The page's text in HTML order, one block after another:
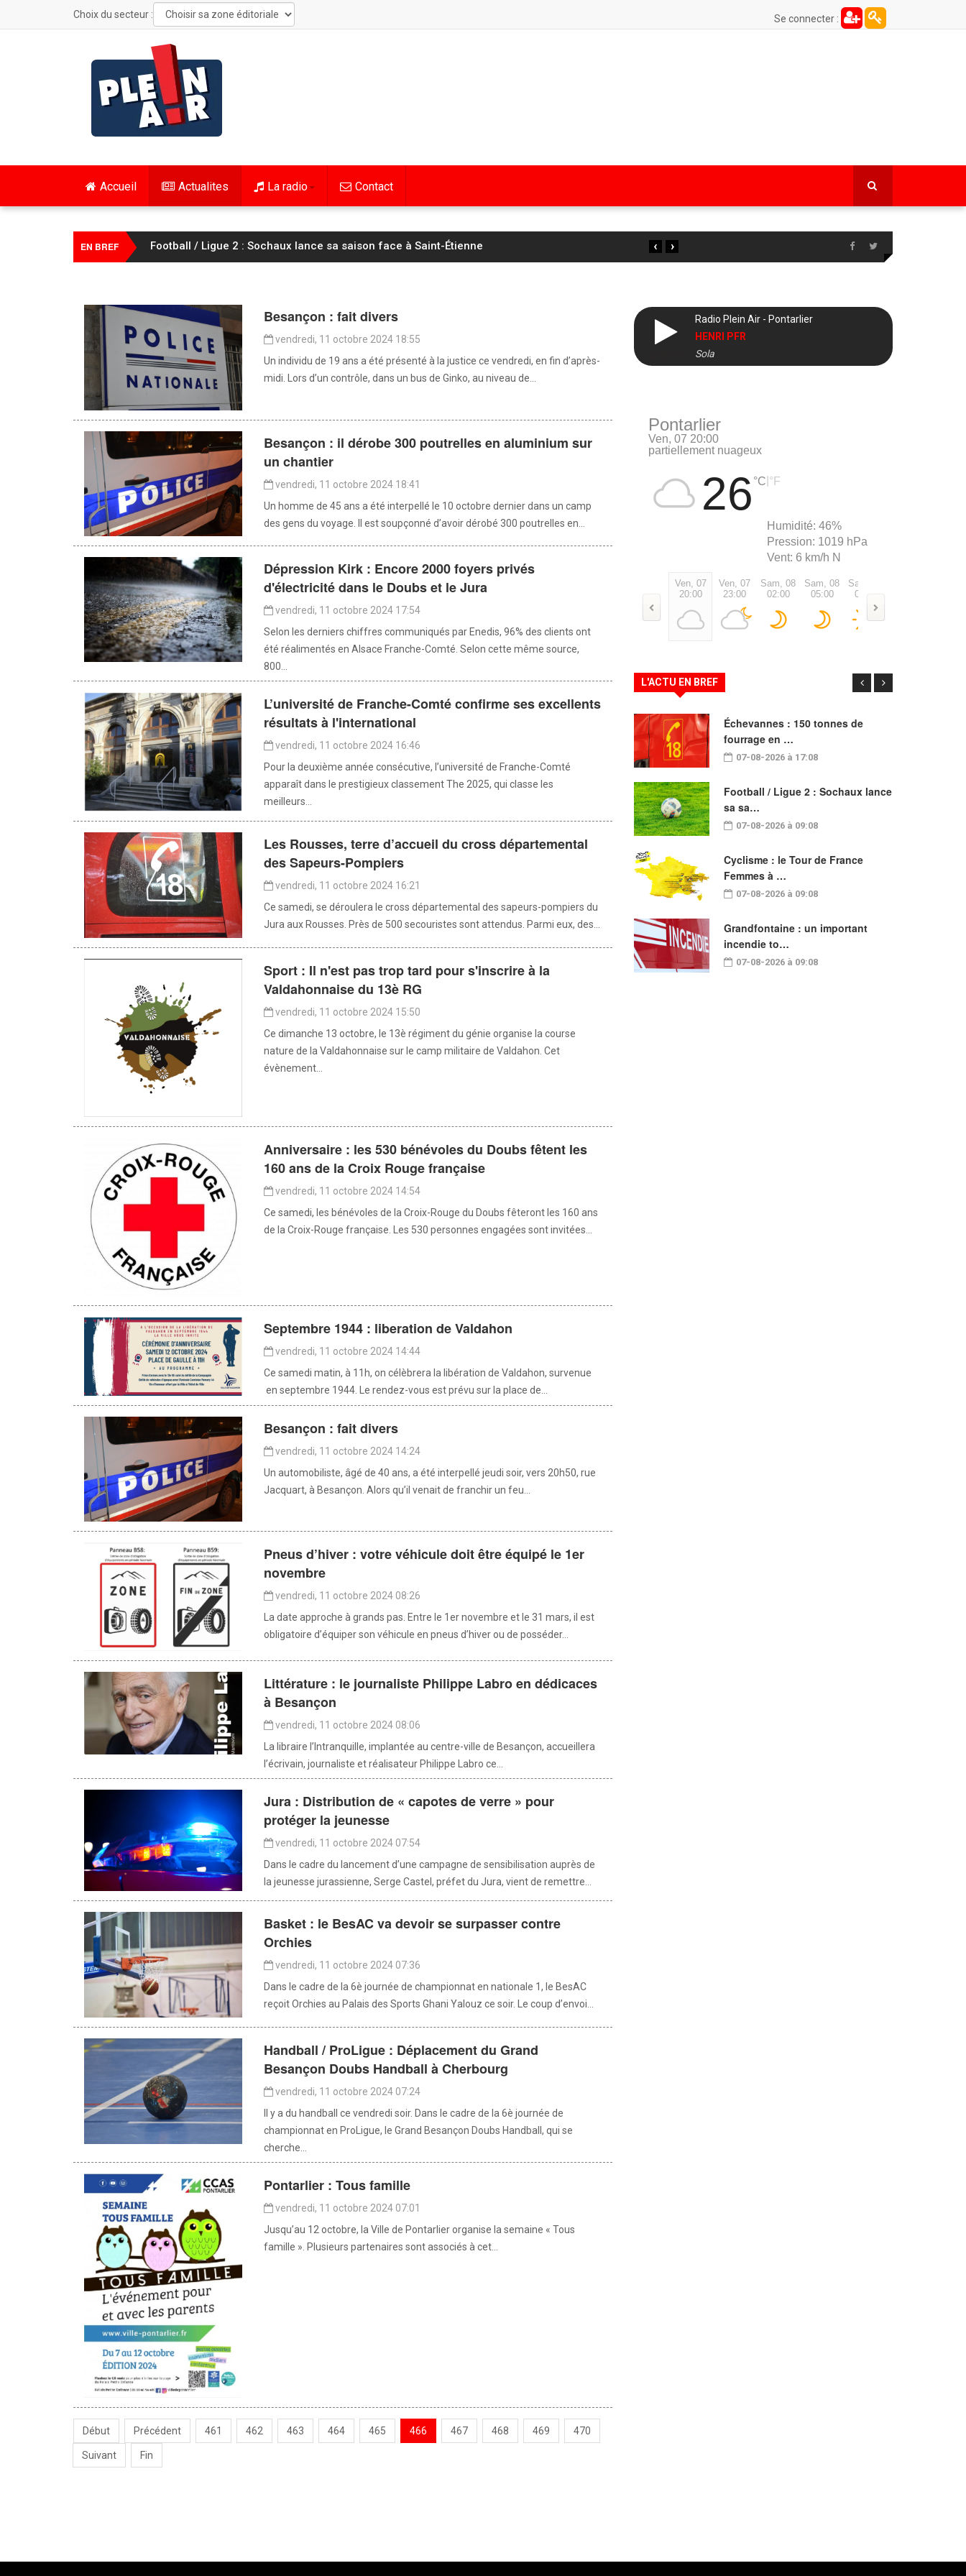
Choix du secteur : Se connecter :
Accueil Actualites La radio Contact
EN BREF Football / Ligue 2 : Sochaux lance sa saison face à Saint-Étienne ›
‹
Besançon : fait divers
vendredi, 11 octobre 2024 18:55
Un individu de 19 ans a été présenté à la justice ce vendredi, en fin d’après-
midi. Lors d’un contrôle, dans un bus de Ginko, au niveau de...
Besançon : il dérobe 300 poutrelles en aluminium sur
un chantier
vendredi, 11 octobre 2024 18:41
Un homme de 45 ans a été interpellé le 10 octobre dernier dans un camp
des gens du voyage. Il est soupçonné d’avoir dérobé 300 poutrelles en...
Dépression Kirk : Encore 2000 foyers privés
d'électricité dans le Doubs et le Jura
vendredi, 11 octobre 2024 17:54
Selon les derniers chiffres communiqués par Enedis, 96% des clients ont
été réalimentés en Alsace Franche-Comté. Selon cette même source,
800...
L’université de Franche-Comté confirme ses excellents
résultats à l'international
vendredi, 11 octobre 2024 16:46
Pour la deuxième année consécutive, l’université de Franche-Comté
apparaît dans le prestigieux classement The 2025, qui classe les
meilleurs...
Les Rousses, terre d’accueil du cross départemental
des Sapeurs-Pompiers
vendredi, 11 octobre 2024 16:21
Ce samedi, se déroulera le cross départemental des sapeurs-pompiers du
Jura aux Rousses. Près de 500 secouristes sont attendus. Parmi eux, des...
Sport : Il n'est pas trop tard pour s'inscrire à la
Valdahonnaise du 13è RG
vendredi, 11 octobre 2024 15:50
Ce dimanche 13 octobre, le 13è régiment du génie organise la course
nature de la Valdahonnaise sur le camp militaire de Valdahon. Cet
évènement...
Anniversaire : les 530 bénévoles du Doubs fêtent les
160 ans de la Croix Rouge française
vendredi, 11 octobre 2024 14:54
Ce samedi, les bénévoles de la Croix-Rouge du Doubs fêteront les 160 ans
de la Croix-Rouge française. Les 530 personnes engagées sont invitées...
Septembre 1944 : liberation de Valdahon
vendredi, 11 octobre 2024 14:44
Ce samedi matin, à 11h, on célèbrera la libération de Valdahon, survenue
en septembre 1944. Le rendez-vous est prévu sur la place de...
Besançon : fait divers
vendredi, 11 octobre 2024 14:24
Un automobiliste, âgé de 40 ans, a été interpellé jeudi soir, vers 20h50, rue
Jacquart, à Besançon. Alors qu’il venait de franchir un feu...
Pneus d’hiver : votre véhicule doit être équipé le 1er
novembre
vendredi, 11 octobre 2024 08:26
La date approche à grands pas. Entre le 1er novembre et le 31 mars, il est
obligatoire d’équiper son véhicule en pneus d’hiver ou de posséder...
Littérature : le journaliste Philippe Labro en dédicaces
à Besançon
vendredi, 11 octobre 2024 08:06
La libraire l’Intranquille, implantée au centre-ville de Besançon, accueillera
l’écrivain, journaliste et réalisateur Philippe Labro ce...
Jura : Distribution de « capotes de verre » pour
protéger la jeunesse
vendredi, 11 octobre 2024 07:54
Dans le cadre du lancement d’une campagne de sensibilisation auprès de
la jeunesse jurassienne, Serge Castel, préfet du Jura, vient de remettre...
Basket : le BesAC va devoir se surpasser contre
Orchies
vendredi, 11 octobre 2024 07:36
Dans le cadre de la 6è journée de championnat en nationale 1, le BesAC
reçoit Orchies au Palais des Sports Ghani Yalouz ce soir. Le coup d’envoi...
Handball / ProLigue : Déplacement du Grand
Besançon Doubs Handball à Cherbourg
vendredi, 11 octobre 2024 07:24
Il y a du handball ce vendredi soir. Dans le cadre de la 6è journée de
championnat en ProLigue, le Grand Besançon Doubs Handball, qui se
cherche...
Pontarlier : Tous famille
vendredi, 11 octobre 2024 07:01
Jusqu’au 12 octobre, la Ville de Pontarlier organise la semaine « Tous
famille ». Plusieurs partenaires sont associés à cet...
Début Précédent 461 462 463 464 465 466 467 468 469 470
Suivant Fin
Radio Plein Air - Pontarlier
HENRI PFR
Sola
Pontarlier
Ven, 07 20:00
partiellement nuageux
26 °C °F
Humidité: 46%
Pression: 1019 hPa
Vent: 6 km/h N
Ven, 07
20:00
Ven, 07
23:00
Sam, 08
02:00
Sam, 08
05:00
Sam, 08
08:00
L'ACTU EN BREF
Échevannes : 150 tonnes de
fourrage en …
07-08-2026 à 17:08
Football / Ligue 2 : Sochaux lance
sa sa…
07-08-2026 à 09:08
Cyclisme : le Tour de France
Femmes à …
07-08-2026 à 09:08
Grandfontaine : un important
incendie to…
07-08-2026 à 09:08